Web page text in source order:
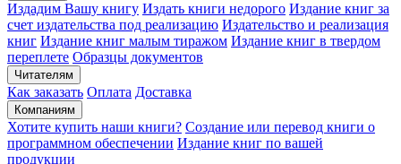
Издадим Вашу книгу Издать книги недорого Издание книг за
счет издательства под реализацию Издательство и реализация
книг Издание книг малым тиражом Издание книг в твердом
переплете Образцы документов
Читателям
Как заказать Оплата Доставка
Компаниям
Хотите купить наши книги? Создание или перевод книги о
программном обеспечении Издание книг по вашей
продукции